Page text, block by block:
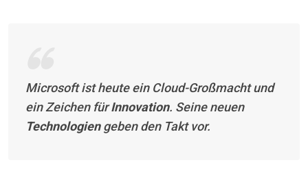
Microsoft ist heute ein Cloud-Großmacht und
ein Zeichen fürInnovation. Seine neuen
Technologiengeben den Takt vor.